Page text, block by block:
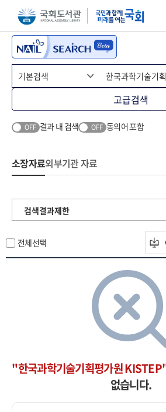
본문 바로가기주메뉴 바로가기
고급검색
OFF 결과 내 검색 OFF 동의어 포함
소장자료외부기관 자료
검색결과제한
전체선택
"한국과학기술기획평가원
없습니다.